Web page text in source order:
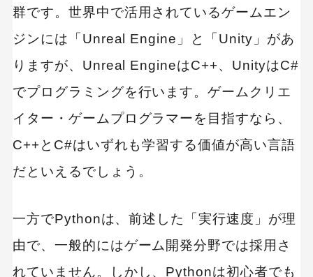
群です。世界中で活用されているゲームエン
ジンには「Unreal Engine」と「Unity」があ
りますが、Unreal EngineはC++、UnityはC#
でプログラミングを行います。ゲームクリエ
イター・ゲームプログラマーを目指すなら、
C++とC#はいずれも学習する価値が高い言語
だといえるでしょう。
一方でPythonは、前述した「実行速度」が理
由で、一般的にはゲーム開発分野では採用さ
れていません。しかし、Pythonは初心者でも